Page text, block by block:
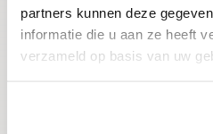
partners kunnen deze
informatie die u aan ze heeft
verzameld op basis van uw